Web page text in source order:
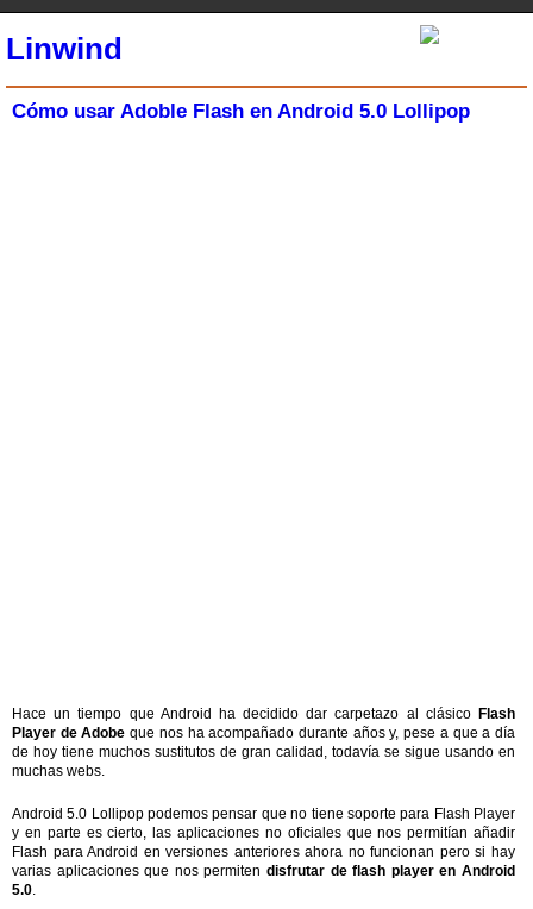
Linwind
Cómo usar Adoble Flash en Android 5.0 Lollipop
Hace un tiempo que Android ha decidido dar carpetazo al clásico Flash
Player de Adobe que nos ha acompañado durante años y, pese a que a día
de hoy tiene muchos sustitutos de gran calidad, todavía se sigue usando en
muchas webs.
Android 5.0 Lollipop podemos pensar que no tiene soporte para Flash Player
y en parte es cierto, las aplicaciones no oficiales que nos permitían añadir
Flash para Android en versiones anteriores ahora no funcionan pero si hay
varias aplicaciones que nos permiten disfrutar de flash player en Android
5.0.